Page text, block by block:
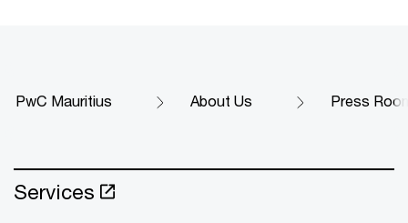
PwC Mauritius About Us Press
Services